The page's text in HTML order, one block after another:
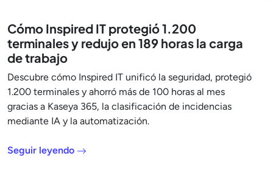
Cómo Inspired IT protegió 1.200
terminales y redujo en 189 horas la carga
de trabajo
Descubre cómo Inspired IT unificó la seguridad, protegió
1.200 terminales y ahorró más de 100 horas al mes
gracias a Kaseya 365, la clasificación de incidencias
mediante IA y la automatización.
Seguir leyendo